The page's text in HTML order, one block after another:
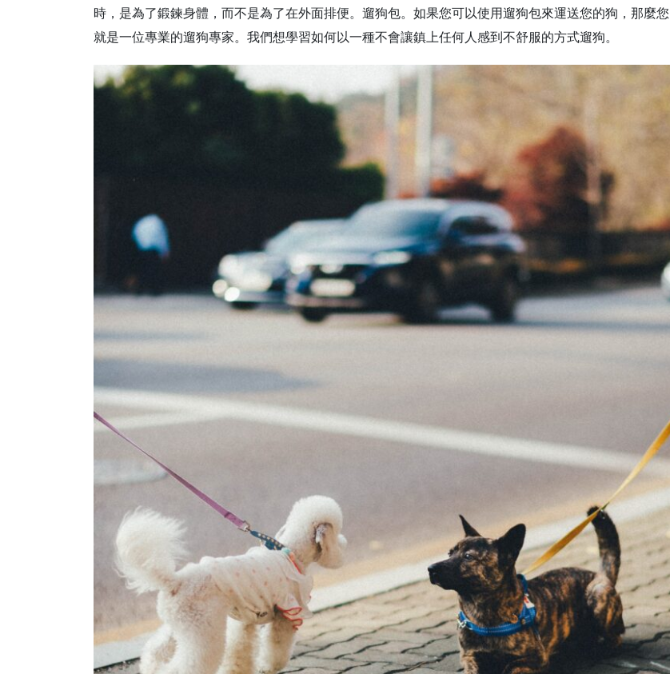
時，是為了鍛鍊身體，而不是為了在外面排便。遛狗包。如果您可以使用遛狗包來運送您的狗，那麼您
就是一位專業的遛狗專家。我們想學習如何以一種不會讓鎮上任何人感到不舒服的方式遛狗。